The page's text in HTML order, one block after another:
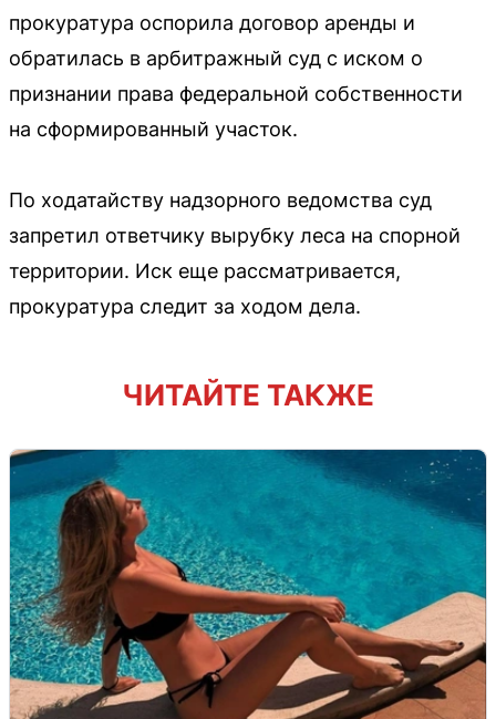
прокуратура оспорила договор аренды и
обратилась в арбитражный суд с иском о
признании права федеральной собственности
на сформированный участок.
По ходатайству надзорного ведомства суд
запретил ответчику вырубку леса на спорной
территории. Иск еще рассматривается,
прокуратура следит за ходом дела.
ЧИТАЙТЕ ТАКЖЕ